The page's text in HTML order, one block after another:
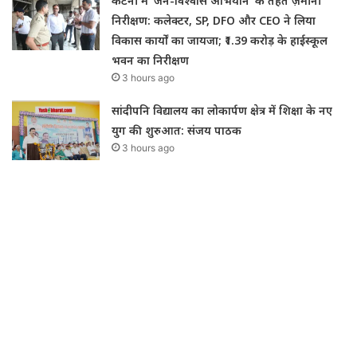
निरीक्षण: कलेक्टर, SP, DFO और CEO ने लिया
विकास कार्यों का जायजा; ₹1.39 करोड़ के हाईस्कूल
भवन का निरीक्षण
3 hours ago
सांदीपनि विद्यालय का लोकार्पण क्षेत्र में शिक्षा के नए
युग की शुरुआत: संजय पाठक
3 hours ago